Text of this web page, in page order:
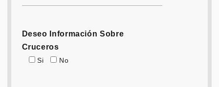
Deseo Información Sobre
Cruceros
Si No